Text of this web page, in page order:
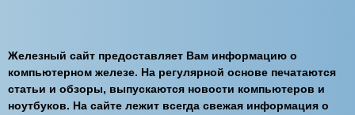
Железный сайт предоставляет Вам информацию о
компьютерном железе. На регулярной основе печатаются
статьи и обзоры, выпускаются новости компьютеров и
ноутбуков. На сайте лежит всегда свежая информация о